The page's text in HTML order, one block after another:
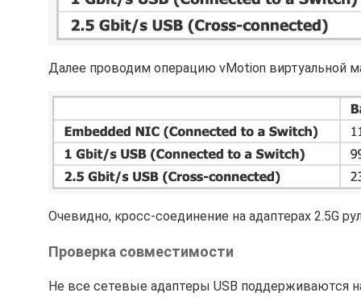
Далее проводим операцию vMotion виртуальной
Очевидно, кросс-соединение на адаптерах 2.5G
Проверка совместимости
Не все сетевые адаптеры USB поддерживаются